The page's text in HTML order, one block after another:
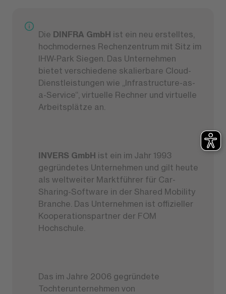
Die DINFRA GmbH ist ein neu erstelltes,
hochmodernes Rechenzentrum mit Sitz im
IHW-Park Siegen. Das Unternehmen
bietet verschiedene skalierbare Cloud-
Dienstleistungen wie „Infrastructure-as-
a-Service“, virtuelle Rechner und virtuelle
Arbeitsplätze an.
INVERS GmbH ist ein im Jahr 1993
gegründetes Unternehmen und gilt heute
als weltweiter Marktführer für Car-
Sharing-Software in der Shared Mobility
Branche. Das Unternehmen ist offizieller
Kooperationspartner der FOM
Hochschule.
Das im Jahre 2006 gegründete
Tochterunternehmen von